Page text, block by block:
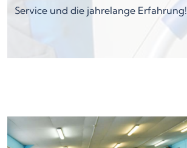
Service und die jahrelange Erfahrung!